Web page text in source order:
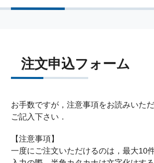
注文申込フォーム
お手数ですが，注意事項をお読みいた
ご記入下さい．
【注意事項】
一度にご注文いただけるのは，最大10